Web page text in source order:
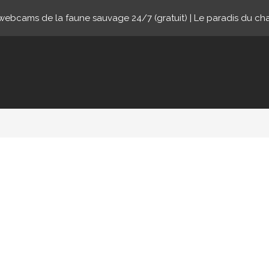
de la faune sauvage 24/7 (gratuit) | Le paradis du